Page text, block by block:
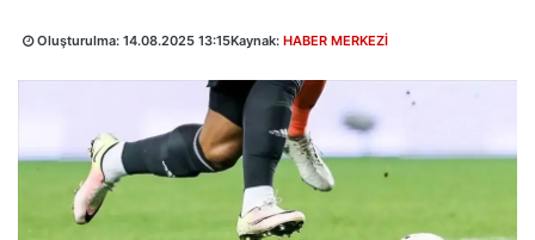
Oluşturulma: 14.08.2025 13:15Kaynak: HABER MERKEZİ